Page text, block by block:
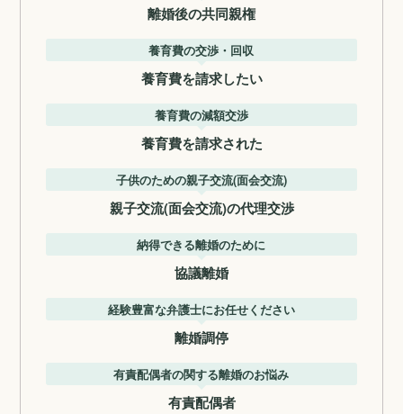
離婚後の共同親権
養育費の交渉・回収
養育費を請求したい
養育費の減額交渉
養育費を請求された
子供のための親子交流(面会交流)
親子交流(面会交流)の代理交渉
納得できる離婚のために
協議離婚
経験豊富な弁護士にお任せください
離婚調停
有責配偶者の関する離婚のお悩み
有責配偶者